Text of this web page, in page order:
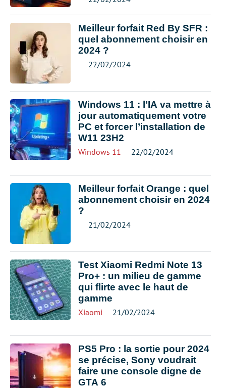
Meilleur forfait Red By SFR :
quel abonnement choisir en
2024 ?
22/02/2024
Windows 11 : l’IA va mettre à
jour automatiquement votre
PC et forcer l’installation de
W11 23H2
Windows 11 22/02/2024
Meilleur forfait Orange : quel
abonnement choisir en 2024
?
21/02/2024
Test Xiaomi Redmi Note 13
Pro+ : un milieu de gamme
qui flirte avec le haut de
gamme
Xiaomi 21/02/2024
PS5 Pro : la sortie pour 2024
se précise, Sony voudrait
faire une console digne de
GTA 6